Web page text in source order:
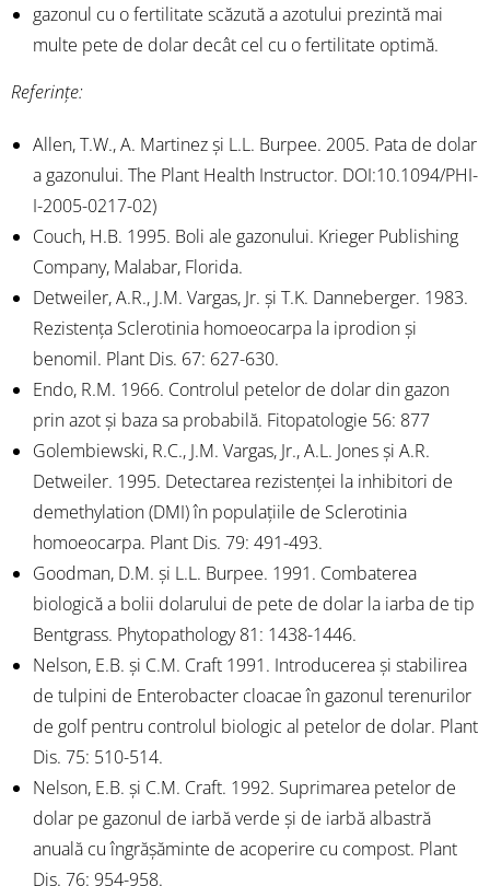
gazonul cu o fertilitate scăzută a azotului prezintă mai
multe pete de dolar decât cel cu o fertilitate optimă.
Referințe:
Allen, T.W., A. Martinez și L.L. Burpee. 2005. Pata de dolar
a gazonului. The Plant Health Instructor. DOI:10.1094/PHI-
I-2005-0217-02)
Couch, H.B. 1995. Boli ale gazonului. Krieger Publishing
Company, Malabar, Florida.
Detweiler, A.R., J.M. Vargas, Jr. și T.K. Danneberger. 1983.
Rezistența Sclerotinia homoeocarpa la iprodion și
benomil. Plant Dis. 67: 627-630.
Endo, R.M. 1966. Controlul petelor de dolar din gazon
prin azot și baza sa probabilă. Fitopatologie 56: 877
Golembiewski, R.C., J.M. Vargas, Jr., A.L. Jones și A.R.
Detweiler. 1995. Detectarea rezistenței la inhibitori de
demethylation (DMI) în populațiile de Sclerotinia
homoeocarpa. Plant Dis. 79: 491-493.
Goodman, D.M. și L.L. Burpee. 1991. Combaterea
biologică a bolii dolarului de pete de dolar la iarba de tip
Bentgrass. Phytopathology 81: 1438-1446.
Nelson, E.B. și C.M. Craft 1991. Introducerea și stabilirea
de tulpini de Enterobacter cloacae în gazonul terenurilor
de golf pentru controlul biologic al petelor de dolar. Plant
Dis. 75: 510-514.
Nelson, E.B. și C.M. Craft. 1992. Suprimarea petelor de
dolar pe gazonul de iarbă verde și de iarbă albastră
anuală cu îngrășăminte de acoperire cu compost. Plant
Dis. 76: 954-958.